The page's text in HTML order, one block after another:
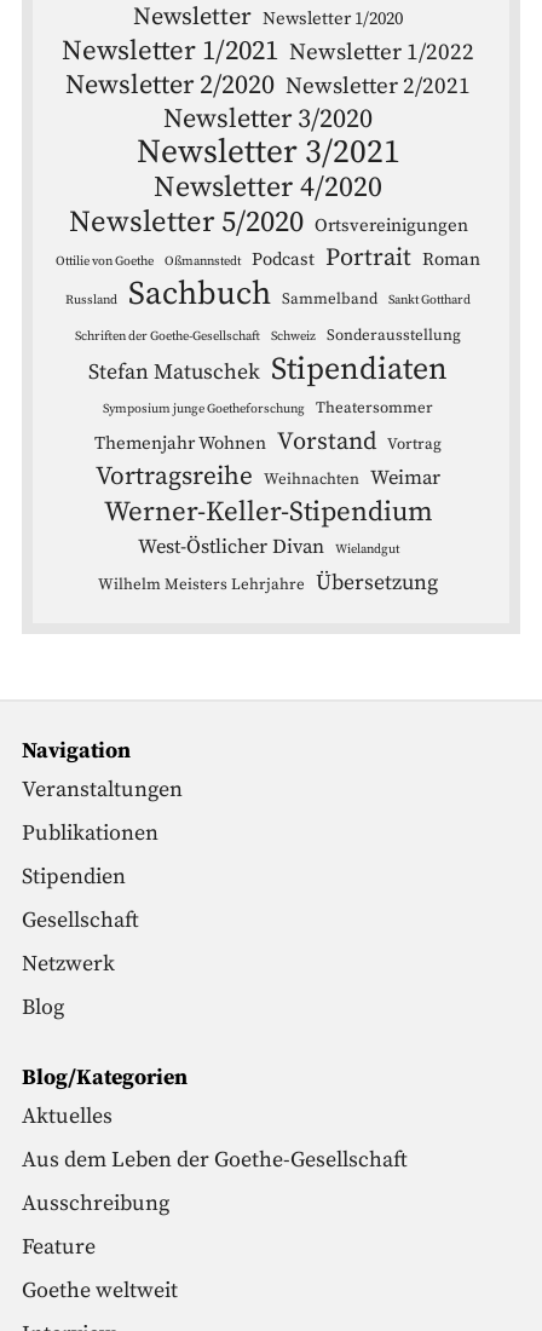
Newsletter Newsletter 1/2020
Newsletter 1/2021 Newsletter 1/2022
Newsletter 2/2020 Newsletter 2/2021
Newsletter 3/2020
Newsletter 3/2021
Newsletter 4/2020
Newsletter 5/2020 Ortsvereinigungen
Ottilie von Goethe Oßmannstedt Podcast Portrait Roman
Russland Sachbuch Sammelband Sankt Gotthard
Schriften der Goethe-Gesellschaft Schweiz Sonderausstellung
Stefan Matuschek Stipendiaten
Symposium junge Goetheforschung Theatersommer
Themenjahr Wohnen Vorstand Vortrag
Vortragsreihe Weihnachten Weimar
Werner-Keller-Stipendium
West-Östlicher Divan Wielandgut
Wilhelm Meisters Lehrjahre Übersetzung
Navigation
Veranstaltungen
Publikationen
Stipendien
Gesellschaft
Netzwerk
Blog
Blog/Kategorien
Aktuelles
Aus dem Leben der Goethe-Gesellschaft
Ausschreibung
Feature
Goethe weltweit